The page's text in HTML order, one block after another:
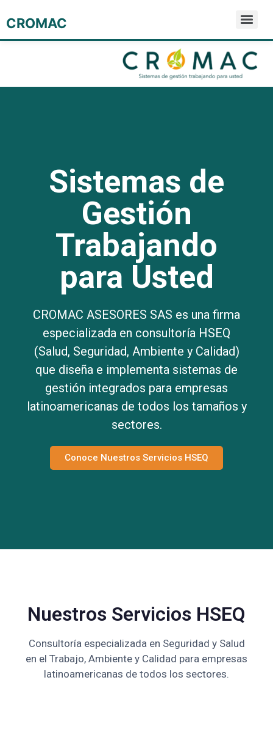
CROMAC
Sistemas de
Gestión
Trabajando
para Usted
CROMAC ASESORES SAS es una firma
especializada en consultoría HSEQ
(Salud, Seguridad, Ambiente y Calidad)
que diseña e implementa sistemas de
gestión integrados para empresas
latinoamericanas de todos los tamaños y
sectores.
Conoce Nuestros Servicios HSEQ
Nuestros Servicios HSEQ
Consultoría especializada en Seguridad y Salud
en el Trabajo, Ambiente y Calidad para empresas
latinoamericanas de todos los sectores.